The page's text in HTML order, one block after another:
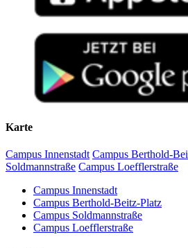
Karte
Campus Innenstadt Campus Berthold-
Soldmannstraße Campus Loefflerstraße
Campus Innenstadt
Campus Berthold-Beitz-Platz
Campus Soldmannstraße
Campus Loefflerstraße